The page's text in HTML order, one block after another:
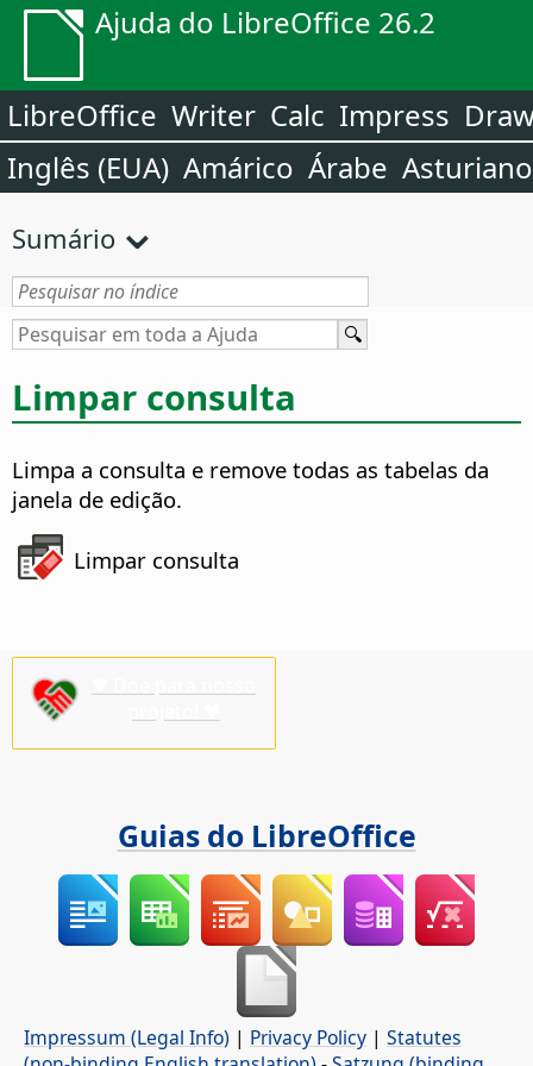
Ajuda do LibreOffice 26.2
LibreOffice Writer Calc Impress
Inglês (EUA) Amárico Árabe Asturiano
Sumário
Limpar consulta
Limpa a consulta e remove todas as tabelas da
janela de edição.
Limpar consulta
Guias do LibreOffice
Impressum (Legal Info) | Privacy Policy | Statutes